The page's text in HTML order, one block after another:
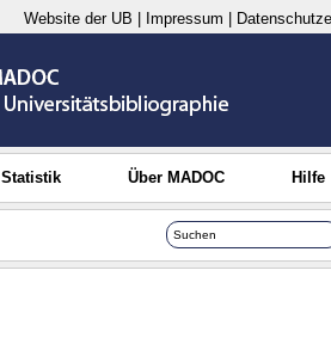
Website der UB Impressum
Statistik Über MADOC Hilfe